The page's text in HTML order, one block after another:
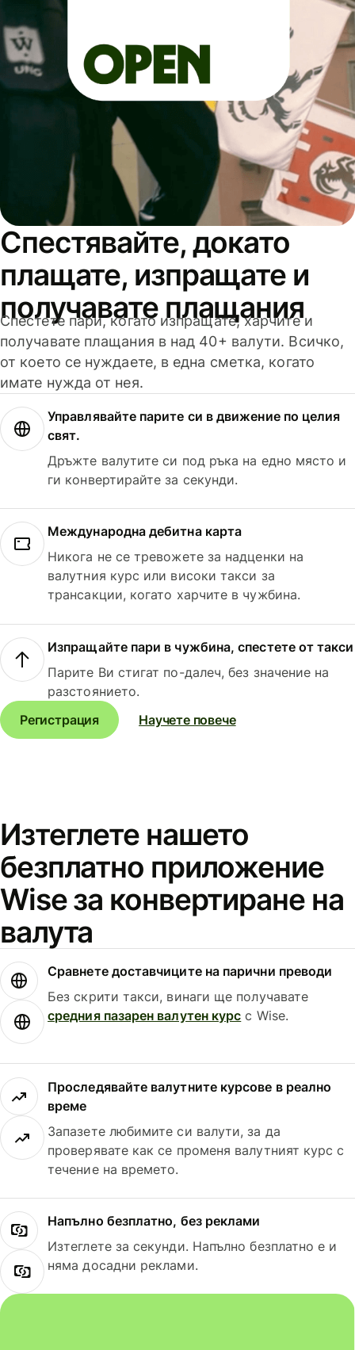
Спестявайте, докато
плащате, изпращате и
получавате плащания
Спестете пари, когато изпращате, харчите и
получавате плащания в над 40+ валути. Всичко,
от което се нуждаете, в една сметка, когато
имате нужда от нея.
Управлявайте парите си в движение по целия
свят.
Дръжте валутите си под ръка на едно място и
ги конвертирайте за секунди.
Международна дебитна карта
Никога не се тревожете за надценки на
валутния курс или високи такси за
трансакции, когато харчите в чужбина.
Изпращайте пари в чужбина, спестете от такси
Парите Ви стигат по-далеч, без значение на
разстоянието.
Регистрация
Научете повече
Изтеглете нашето
безплатно приложение
Wise за конвертиране на
валута
Сравнете доставчиците на парични преводи
Без скрити такси, винаги ще получавате
средния пазарен валутен курс с Wise.
Проследявайте валутните курсове в реално
време
Запазете любимите си валути, за да
проверявате как се променя валутният курс с
течение на времето.
Напълно безплатно, без реклами
Изтеглете за секунди. Напълно безплатно е и
няма досадни реклами.